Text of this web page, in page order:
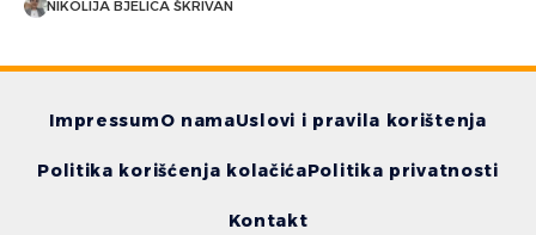
NIKOLIJA BJELICA ŠKRIVAN
ImpressumO namaUslovi i pravila korištenja
Politika korišćenja kolačićaPolitika privatnosti
Kontakt